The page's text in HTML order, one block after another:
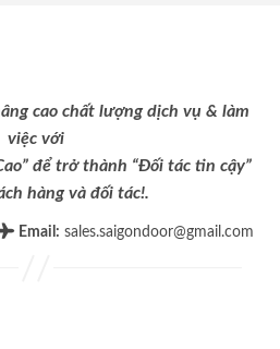
cao chất lượng dịch vụ & làm
việc với
để trở thành “Đối tác tin cậy”
hàng và đối tác!.
Email : sales.saigondoor@gmail.com